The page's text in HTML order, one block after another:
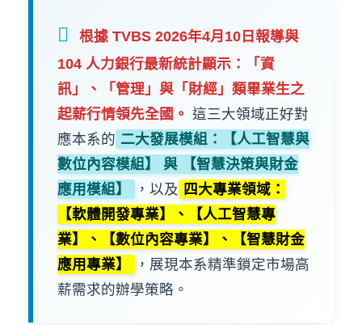
根據 TVBS 2026年4月10日報導與
104 人力銀行最新統計顯示：
「資
訊」、「管理」與「財經」 類畢業生之
起薪行情領先全國。 這三大領域正好對
應本系的 二大發展模組：【人工智慧與
數位內容模組】 與 【智慧決策與財金
應用模組】
，以及 四大專業領域：
【軟體開發專業】、【人工智慧專
業】、【數位內容專業】、【智慧財金
應用專業】
，展現本系精準鎖定市場高
薪需求的辦學策略。